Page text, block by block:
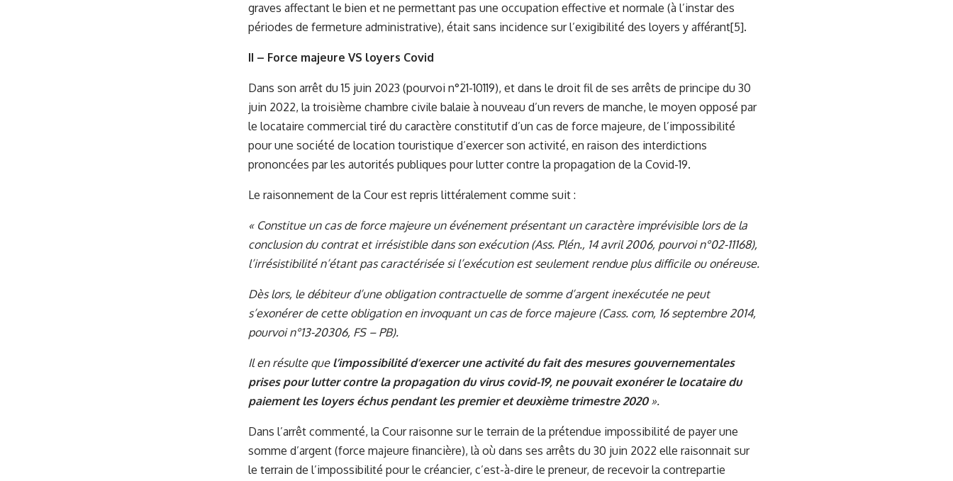
graves affectant le bien et ne permettant pas une occupation effective et normale (à l’instar des
périodes de fermeture administrative), était sans incidence sur l’exigibilité des loyers y afférant[5].
II – Force majeure VS loyers Covid
Dans son arrêt du 15 juin 2023 (pourvoi n°21-10119), et dans le droit fil de ses arrêts de principe du 30
juin 2022, la troisième chambre civile balaie à nouveau d’un revers de manche, le moyen opposé par
le locataire commercial tiré du caractère constitutif d’un cas de force majeure, de l’impossibilité
pour une société de location touristique d’exercer son activité, en raison des interdictions
prononcées par les autorités publiques pour lutter contre la propagation de la Covid-19.
Le raisonnement de la Cour est repris littéralement comme suit :
« Constitue un cas de force majeure un événement présentant un caractère imprévisible lors de la
conclusion du contrat et irrésistible dans son exécution (Ass. Plén., 14 avril 2006, pourvoi n°02-11168),
l’irrésistibilité n’étant pas caractérisée si l’exécution est seulement rendue plus difficile ou onéreuse.
Dès lors, le débiteur d’une obligation contractuelle de somme d’argent inexécutée ne peut
s’exonérer de cette obligation en invoquant un cas de force majeure (Cass. com, 16 septembre 2014,
pourvoi n°13-20306, FS – PB).
Il en résulte que l’impossibilité d’exercer une activité du fait des mesures gouvernementales
prises pour lutter contre la propagation du virus covid-19, ne pouvait exonérer le locataire du
paiement les loyers échus pendant les premier et deuxième trimestre 2020 ».
Dans l’arrêt commenté, la Cour raisonne sur le terrain de la prétendue impossibilité de payer une
somme d’argent (force majeure financière), là où dans ses arrêts du 30 juin 2022 elle raisonnait sur
le terrain de l’impossibilité pour le créancier, c’est-à-dire le preneur, de recevoir la contrepartie